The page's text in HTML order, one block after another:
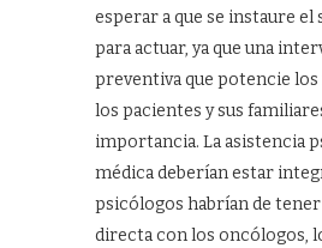
esperar a que se instaure
para actuar, ya que una
preventiva que potencie
los pacientes y sus
importancia. La asistencia
médica deberían estar
psicólogos habrían de
directa con los oncólogos,